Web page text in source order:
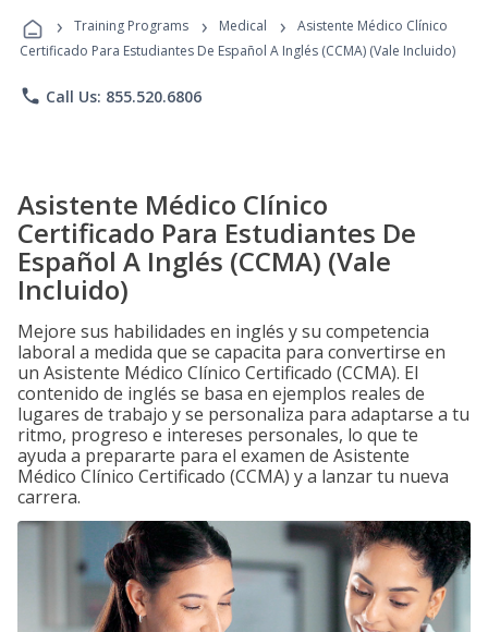
Programs
› Training Programs › Medical ›
Asistente Médico Clínico
Certificado Para Estudiantes De Español A Inglés (CCMA) (Vale Incluido)
phone Call Us: 855.520.6806
Asistente Médico Clínico
Certificado Para Estudiantes De
Español A Inglés (CCMA) (Vale
Incluido)
Mejore sus habilidades en inglés y su competencia
laboral a medida que se capacita para convertirse en
un Asistente Médico Clínico Certificado (CCMA). El
contenido de inglés se basa en ejemplos reales de
lugares de trabajo y se personaliza para adaptarse a tu
ritmo, progreso e intereses personales, lo que te
ayuda a prepararte para el examen de Asistente
Médico Clínico Certificado (CCMA) y a lanzar tu nueva
carrera.